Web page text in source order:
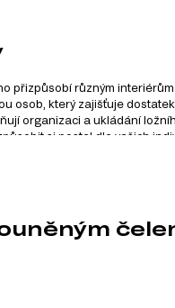
přizpůsobí různým
osob, který zajišťuje
organizaci a ukládání
si postel dle vašich
která zahrnuje